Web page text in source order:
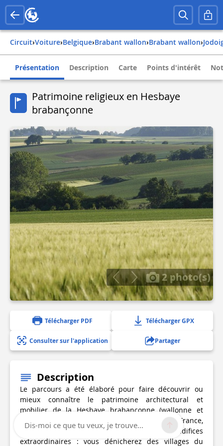
Circuit› Voiture› belgique› brabant wallon› brabant wallon›
Présentation Description Carte Points d'intérêt
Patrimoine religieux en Hesbaye
brabançonne
2 photo(s)
Télécharger PDF Télécharger GPX
Consulter sur l'application Partager
Description
Le parcours a été élaboré pour faire découvrir ou
mieux connaître le patrimoine architectural et
mobilier de la Hesbaye brabançonne (wallonne et
flamande). Il n'est pas nécessaire de courir en France,
en Italie ou en Espagne pour découvrir des édifices
extraordinaires : vous dénicherez des villages du
Dis-moi ce que tu veux, je trouve...